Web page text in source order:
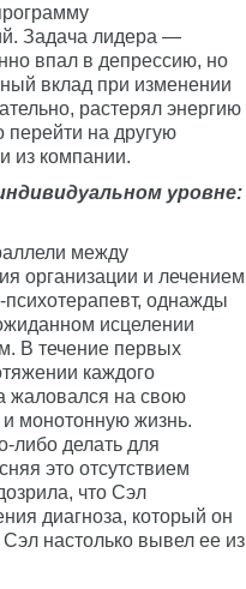
Задача лидера —
впал в депрессию, но
вклад при изменении
растерял энергию
перейти на другую
из компании.
уровне:
между
организации и лечением
однажды
исцелении
В течение первых
каждого
жаловался на свою
монотонную жизнь.
либо делать для
это отсутствием
что Сэл
диагноза, который он
настолько вывел ее из